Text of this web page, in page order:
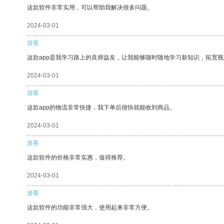
这款软件非常实用，可以帮助我解决很多问题。
2024-03-01
游客
这款app是我学习路上的良师益友，让我能够随时随地学习新知识，拓宽
2024-03-01
游客
这款app的物流非常快捷，我下单后很快就能收到商品。
2024-03-01
游客
这款软件的价格非常实惠，值得推荐。
2024-03-01
游客
这款软件的功能非常强大，使用起来非常方便。